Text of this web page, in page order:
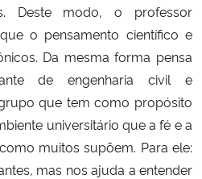
Deste modo, o professor
o pensamento científico e
Da mesma forma pensa
de engenharia civil e
que tem como propósito
universitário que a fé e a
muitos supõem. Para ele:
mas nos ajuda a entender